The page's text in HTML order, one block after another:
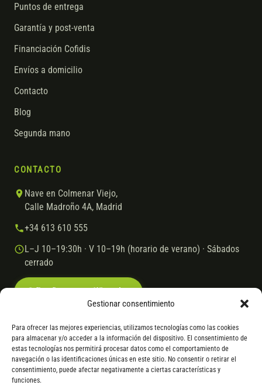
Gestionar consentimiento
Para ofrecer las mejores experiencias, utilizamos tecnologías como las cookies
para almacenar y/o acceder a la información del dispositivo. El consentimiento de
estas tecnologías nos permitirá procesar datos como el comportamiento de
navegación o las identificaciones únicas en este sitio. No consentir o retirar el
consentimiento, puede afectar negativamente a ciertas características y
funciones.
Puntos de entrega
Garantía y post-venta
Financiación Cofidis
Envíos a domicilio
Contacto
Blog
Segunda mano
CONTACTO
Nave en Colmenar Viejo,
Calle Madroño 4A, Madrid
+34 613 610 555
L–J 10–19:30h · V 10–19h (horario de verano) · Sábados
cerrado
© 2026 Ebike.esAviso legal Política de cookies
VISA Mastercard Transferencia Cofidis